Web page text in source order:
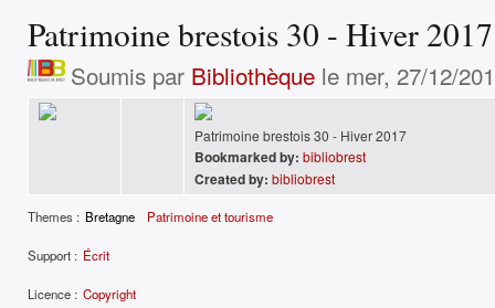
Patrimoine brestois 30 - Hiver 2017
Soumis par Bibliothèquele mer, 27/12/
Patrimoine brestois 30 - Hiver 2017
Bookmarked by: bibliobrest
Created by: bibliobrest
Themes : Bretagne Patrimoine et tourisme
Support : Écrit
Licence : Copyright